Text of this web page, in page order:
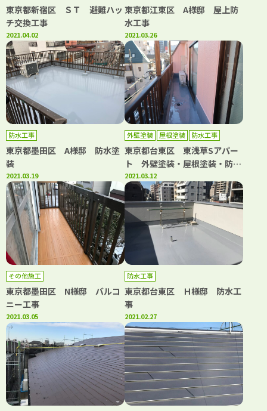
東京都新宿区 ＳＴ 避難ハッ
チ交換工事
2021.04.02
東京都江東区 A様邸 屋上防
水工事
2021.03.26
防水工事
東京都墨田区 A様邸 防水塗
装
2021.03.19
外壁塗装 屋根塗装 防水工事
東京都台東区 東浅草Sアパー
ト 外壁塗装・屋根塗装・防水
工事
2021.03.12
その他施工
東京都墨田区 N様邸 バルコ
ニー工事
2021.03.05
防水工事
東京都台東区 Ｈ様邸 防水工
事
2021.02.27